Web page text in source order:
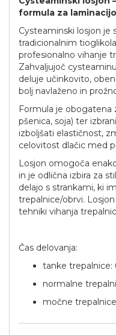
formula za
Cysteaminski losjon je
tradicionalnim
profesionalno vihanje
Zahvaljujoč
deluje učinkovito,
bolj navlaženo in
Formula je obogatena
pšenica, soja) ter
izboljšati elastičnost,
celovitost dlačic med
Losjon omogoča
in je odlična izbira za
delajo s strankami, ki
trepalnice/obrvi.
tehniki vihanja
Čas delovanja:
tanke trepalnice:
normalne
močne